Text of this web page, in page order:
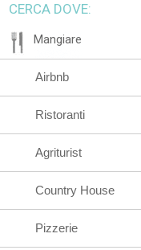
CERCA DOVE:
Mangiare
Airbnb
Ristoranti
Agriturist
Country House
Pizzerie